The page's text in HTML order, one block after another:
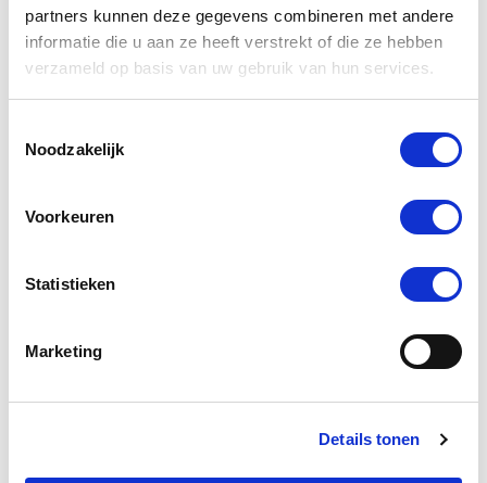
partners kunnen deze gegevens combineren met andere
informatie die u aan ze heeft verstrekt of die ze hebben
verzameld op basis van uw gebruik van hun services.
Noodzakelijk
Voorkeuren
Statistieken
Marketing
Details tonen
Voor Aethon ontwikkelden we zes unieke